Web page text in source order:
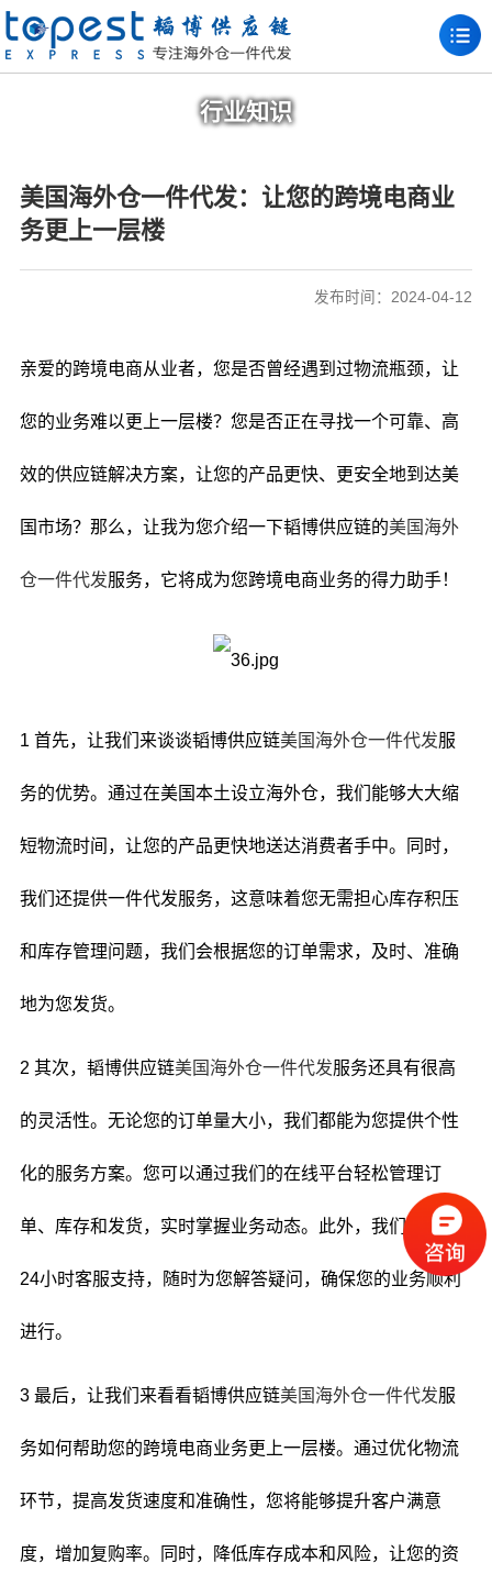
行业知识
美国海外仓一件代发：让您的跨境电商业
务更上一层楼
发布时间：2024-04-12
亲爱的跨境电商从业者，您是否曾经遇到过物流瓶颈，让
您的业务难以更上一层楼？您是否正在寻找一个可靠、高
效的供应链解决方案，让您的产品更快、更安全地到达美
国市场？那么，让我为您介绍一下韬博供应链的美国海外
仓一件代发服务，它将成为您跨境电商业务的得力助手！
1 首先，让我们来谈谈韬博供应链美国海外仓一件代发服
务的优势。通过在美国本土设立海外仓，我们能够大大缩
短物流时间，让您的产品更快地送达消费者手中。同时，
我们还提供一件代发服务，这意味着您无需担心库存积压
和库存管理问题，我们会根据您的订单需求，及时、准确
地为您发货。
2 其次，韬博供应链美国海外仓一件代发服务还具有很高
的灵活性。无论您的订单量大小，我们都能为您提供个性
化的服务方案。您可以通过我们的在线平台轻松管理订
单、库存和发货，实时掌握业务动态。此外，我们还提供
24小时客服支持，随时为您解答疑问，确保您的业务顺利
进行。
3 最后，让我们来看看韬博供应链美国海外仓一件代发服
务如何帮助您的跨境电商业务更上一层楼。通过优化物流
环节，提高发货速度和准确性，您将能够提升客户满意
度，增加复购率。同时，降低库存成本和风险，让您的资